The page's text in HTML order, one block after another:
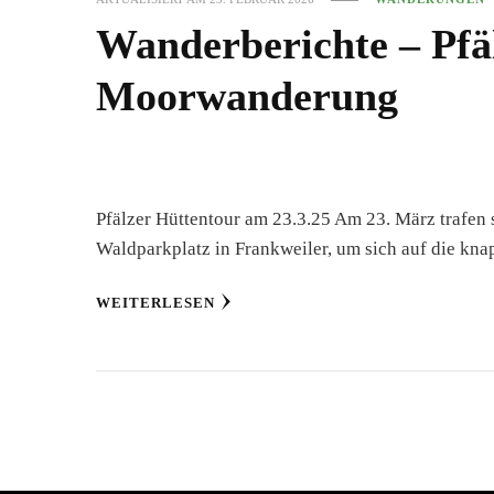
Wanderberichte –
Moorwanderung
Pfälzer Hüttentour am 23.3.25 Am 23. März
Waldparkplatz in Frankweiler, um sich auf die
WEITERLESEN